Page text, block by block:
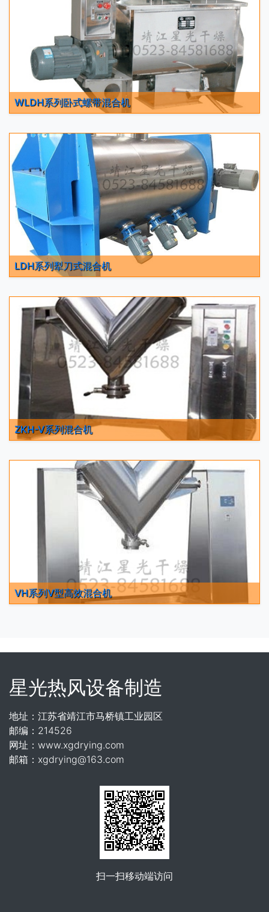
WLDH系列卧式螺带混合机
LDH系列犁刀式混合机
ZKH-V系列混合机
VH系列V型高效混合机
星光热风设备制造
地址：江苏省靖江市马桥镇工业园区
邮编：214526
网址：www.xgdrying.com
邮箱：xgdrying@163.com
扫一扫移动端访问